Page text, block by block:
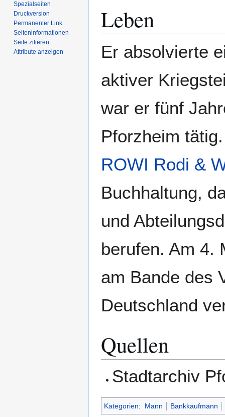
Leben
Er absolvierte
aktiver
war er fünf
Pforzheim
ROWI Rodi &
Buchhaltung,
und
berufen. Am 4.
am Bande des
Deutschland
Quellen
Stadtarchiv
Kategorien: Mann Bankkaufmann
Spezialseiten
Druckversion
Permanenter Link
Seiten­­informationen
Seite zitieren
Attribute anzeigen